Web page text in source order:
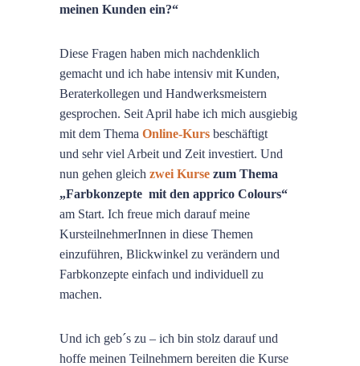
meinen Kunden ein?“
Diese Fragen haben mich nachdenklich
gemacht und ich habe intensiv mit Kunden,
Beraterkollegen und Handwerksmeistern
gesprochen. Seit April habe ich mich ausgiebig
mit dem Thema Online-Kurs beschäftigt
und sehr viel Arbeit und Zeit investiert. Und
nun gehen gleich zwei Kurse zum Thema
„Farbkonzepte mit den apprico Colours“
am Start. Ich freue mich darauf meine
KursteilnehmerInnen in diese Themen
einzuführen, Blickwinkel zu verändern und
Farbkonzepte einfach und individuell zu
machen.
Und ich geb´s zu – ich bin stolz darauf und
hoffe meinen Teilnehmern bereiten die Kurse